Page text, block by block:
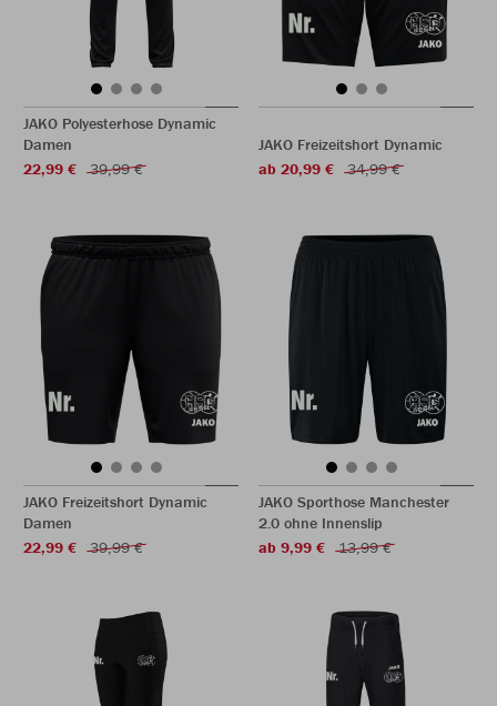
JAKO Polyesterhose Dynamic
Damen
22,99 €
39,99 €
JAKO Freizeitshort Dynamic
ab 20,99 €
34,99 €
JAKO Freizeitshort Dynamic
Damen
22,99 €
39,99 €
JAKO Sporthose Manchester
2.0 ohne Innenslip
ab 9,99 €
13,99 €